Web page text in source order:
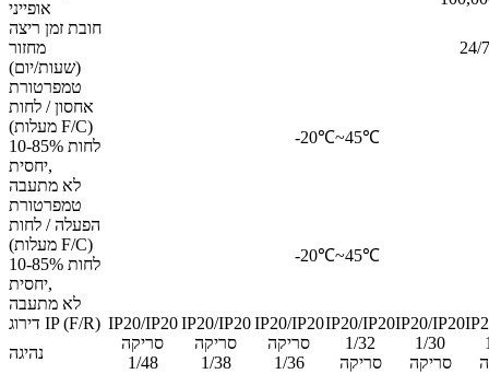
אופייני
חובת זמן ריצה
מחזור
(שעות/יום)
24/7
טמפרטורת
אחסון / לחות
-20℃~45℃
(מעלות F/C)
10-85% לחות
יחסית,
לא מתעבה
טמפרטורת
הפעלה / לחות
-20℃~45℃
(מעלות F/C)
10-85% לחות
יחסית,
לא מתעבה
דירוג IP (F/R) IP20/IP20 IP20/IP20 IP20/IP20IP20/IP20IP20/IP20
נהיגה
סריקה
1/48
סריקה
1/38
סריקה
1/36
1/32
סריקה
1/30
סריקה